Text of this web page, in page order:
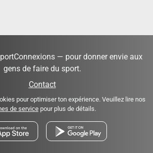
— pour donner envie aux
gens de faire du sport.
Contact
pour optimiser ton expérience. Veuillez lire nos
de servicepour plus de détails.